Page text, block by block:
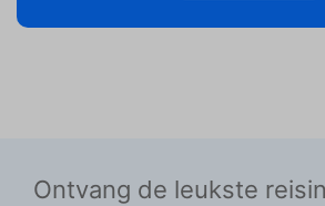
Ontvang de leukste